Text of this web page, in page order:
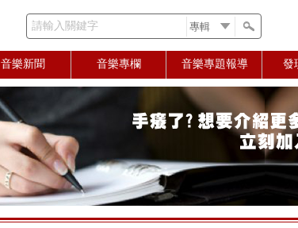
請輸入關鍵字
音樂新聞 音樂專欄 音樂專題報導 發